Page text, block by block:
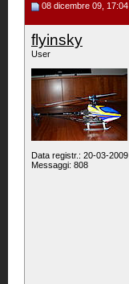
08 dicembre 09, 17:04
flyinsky
User
Data registr.: 20-03-2009
Messaggi: 808